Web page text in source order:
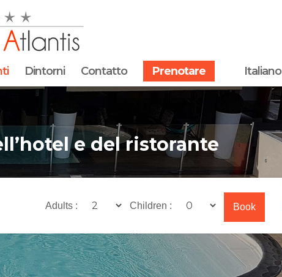
Dintorni Contatto Prenotare Italiano
e del ristorante
Adults : Children :